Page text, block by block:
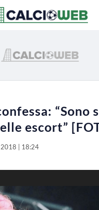
“Sono
escort”
2018 | 18:24